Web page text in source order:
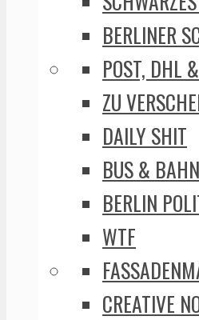
BERLINER
POST, DHL
ZU
DAILY SHIT
BUS & BAHN
BERLIN
WTF
CREATIVE